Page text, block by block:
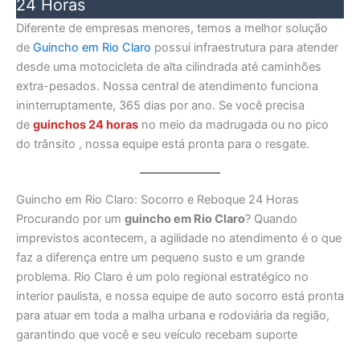
24 Horas
Diferente de empresas menores, temos a melhor solução
de Guincho em Rio Claro possui infraestrutura para atender
desde uma motocicleta de alta cilindrada até caminhões
extra-pesados. Nossa central de atendimento funciona
ininterruptamente, 365 dias por ano. Se você precisa
de guinchos 24 horas no meio da madrugada ou no pico
do trânsito , nossa equipe está pronta para o resgate.
Guincho em Rio Claro: Socorro e Reboque 24 Horas
Procurando por um guincho em Rio Claro? Quando
imprevistos acontecem, a agilidade no atendimento é o que
faz a diferença entre um pequeno susto e um grande
problema. Rio Claro é um polo regional estratégico no
interior paulista, e nossa equipe de auto socorro está pronta
para atuar em toda a malha urbana e rodoviária da região,
garantindo que você e seu veículo recebam suporte